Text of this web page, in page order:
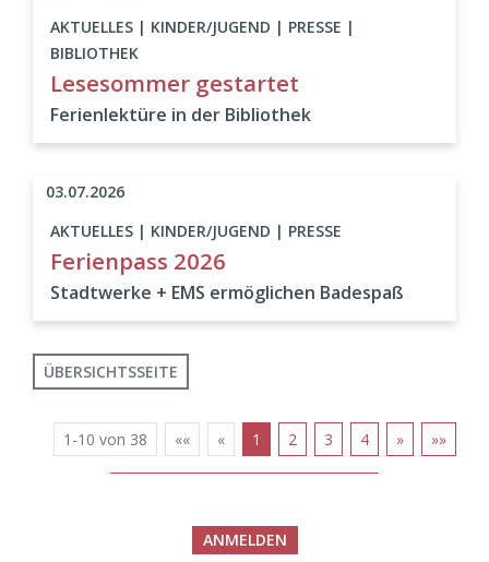
AKTUELLES | KINDER/JUGEND | PRESSE |
BIBLIOTHEK
Lesesommer gestartet
Ferienlektüre in der Bibliothek
AKTUELLES | KINDER/JUGEND | PRESSE
Ferienpass 2026
Stadtwerke + EMS ermöglichen Badespaß
03.07.2026
ÜBERSICHTSSEITE
1-10 von 38 «« « 1 2 3 4 » »»
ANMELDEN